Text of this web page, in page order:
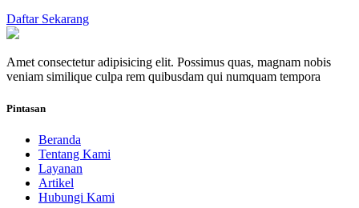
Daftar Sekarang
Amet consectetur adipisicing elit. Possimus quas, magnam nobis
veniam similique culpa rem quibusdam qui numquam tempora
Pintasan
Beranda
Tentang Kami
Layanan
Artikel
Hubungi Kami